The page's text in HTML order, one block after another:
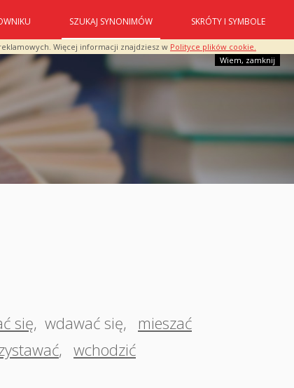
Więcej informacji znajdziesz w Polityce plików cookie.
Wiem, zamknij
SZUKAJ SYNONIMÓW SKRÓTY I SYMBOLE
się, wdawać się,
mieszać
, wchodzić